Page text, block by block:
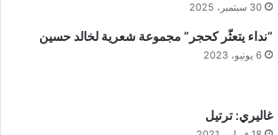
30 سبتمبر، 2025
“نداء يتعثّر كحجر” مجموعة شعرية لخالد حسين
6 يونيو، 2023
غاليري: ترتيل